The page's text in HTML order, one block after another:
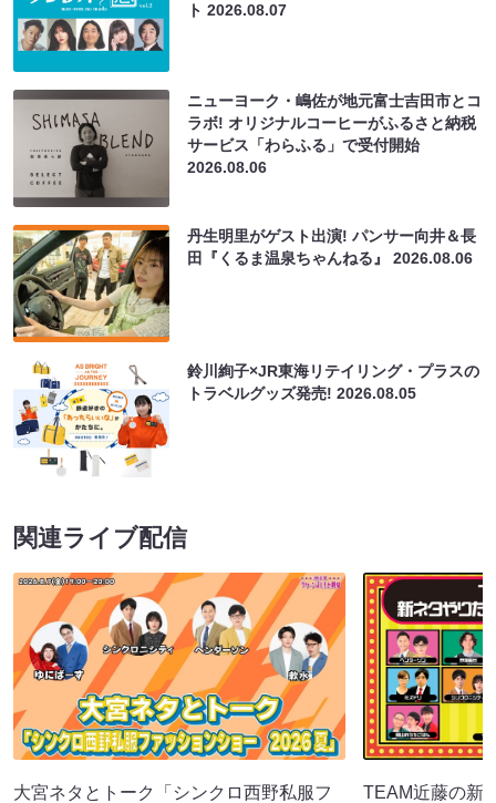
ト2026.08.07
ニューヨーク・嶋佐が地元富士吉田市とコ
ラボ! オリジナルコーヒーがふるさと納税
サービス「わらふる」で受付開始
2026.08.06
丹生明里がゲスト出演! パンサー向井＆長
田『くるま温泉ちゃんねる』2026.08.06
鈴川絢子×JR東海リテイリング・プラスの
トラベルグッズ発売!2026.08.05
関連ライブ配信
大宮ネタとトーク「シンクロ西野私服フ TEAM近藤の新